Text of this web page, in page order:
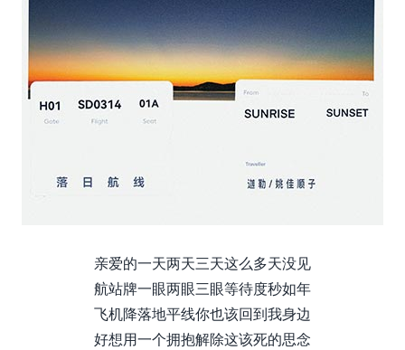
亲爱的一天两天三天这么多天没见
航站牌一眼两眼三眼等待度秒如年
飞机降落地平线你也该回到我身边
好想用一个拥抱解除这该死的思念